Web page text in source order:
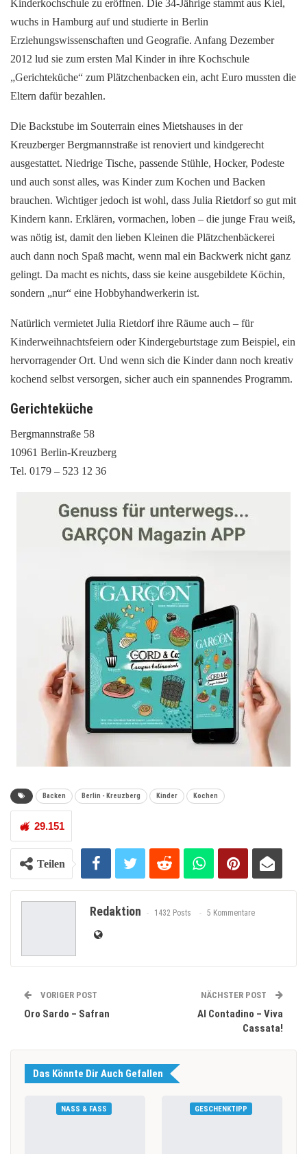
Kinderkochschule zu eröffnen. Die 34-Jährige stammt aus Kiel,
wuchs in Hamburg auf und studierte in Berlin
Erziehungswissenschaften und Geografie. Anfang Dezember
2012 lud sie zum ersten Mal Kinder in ihre Kochschule
„Gerichteküche“ zum Plätzchenbacken ein, acht Euro mussten die
Eltern dafür bezahlen.
Die Backstube im Souterrain eines Mietshauses in der
Kreuzberger Bergmannstraße ist renoviert und kindgerecht
ausgestattet. Niedrige Tische, passende Stühle, Hocker, Podeste
und auch sonst alles, was Kinder zum Kochen und Backen
brauchen. Wichtiger jedoch ist wohl, dass Julia Rietdorf so gut mit
Kindern kann. Erklären, vormachen, loben – die junge Frau weiß,
was nötig ist, damit den lieben Kleinen die Plätzchenbäckerei
auch dann noch Spaß macht, wenn mal ein Backwerk nicht ganz
gelingt. Da macht es nichts, dass sie keine ausgebildete Köchin,
sondern „nur“ eine Hobbyhandwerkerin ist.
Natürlich vermietet Julia Rietdorf ihre Räume auch – für
Kinderweihnachtsfeiern oder Kindergeburtstage zum Beispiel, ein
hervorragender Ort. Und wenn sich die Kinder dann noch kreativ
kochend selbst versorgen, sicher auch ein spannendes Programm.
Gerichteküche
Bergmannstraße 58
10961 Berlin-Kreuzberg
Tel. 0179 – 523 12 36
Backen Berlin - Kreuzberg Kinder Kochen
29.151
Teilen
Redaktion 1432 Posts 5 Kommentare
VORIGER POST
Oro Sardo – Safran
NÄCHSTER POST
Al Contadino – Viva
Cassata!
Das Könnte Dir Auch Gefallen
NASS & FASS GESCHENKTIPP